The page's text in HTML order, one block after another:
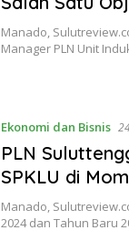
Manado,
Manager PLN Unit
Ekonomi dan Bisnis
PLN
SPKLU di
Manado,
2024 dan Tahun Baru